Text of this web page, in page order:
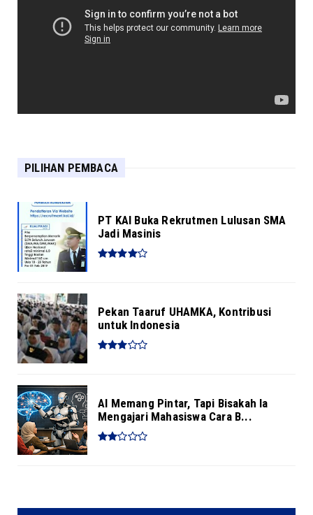
PILIHAN PEMBACA
PT KAI Buka Rekrutmen Lulusan SMA
Jadi Masinis
Pekan Taaruf UHAMKA, Kontribusi
untuk Indonesia
AI Memang Pintar, Tapi Bisakah Ia
Mengajari Mahasiswa Cara B...